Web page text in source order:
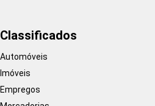
Classificados
Automóveis
Imóveis
Empregos